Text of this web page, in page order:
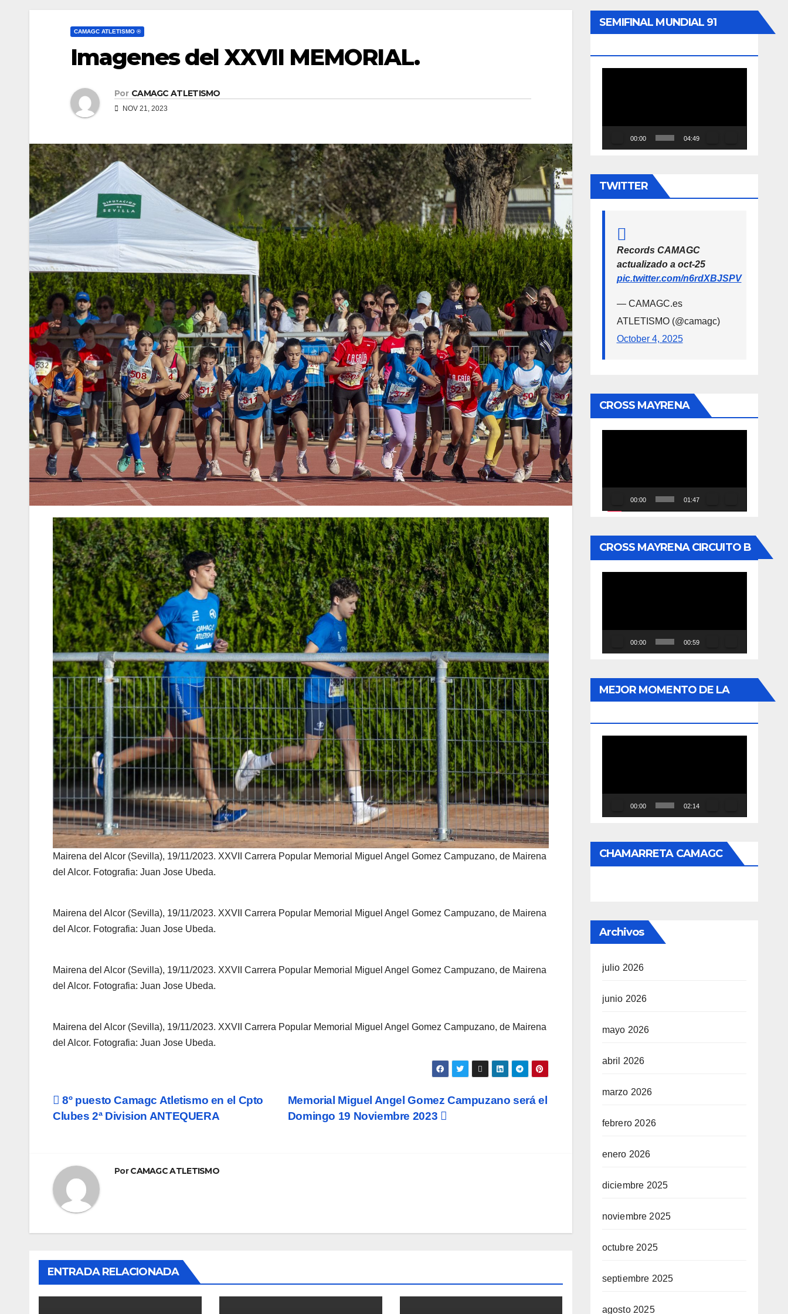
CAMAGC ATLETISMO ®
Imagenes del XXVII MEMORIAL.
Por CAMAGC ATLETISMO
NOV 21, 2023
Mairena del Alcor (Sevilla), 19/11/2023. XXVII Carrera Popular Memorial Miguel Angel Gomez Campuzano, de Mairena
del Alcor. Fotografia: Juan Jose Ubeda.
Mairena del Alcor (Sevilla), 19/11/2023. XXVII Carrera Popular Memorial Miguel Angel Gomez Campuzano, de Mairena
del Alcor. Fotografia: Juan Jose Ubeda.
Mairena del Alcor (Sevilla), 19/11/2023. XXVII Carrera Popular Memorial Miguel Angel Gomez Campuzano, de Mairena
del Alcor. Fotografia: Juan Jose Ubeda.
Mairena del Alcor (Sevilla), 19/11/2023. XXVII Carrera Popular Memorial Miguel Angel Gomez Campuzano, de Mairena
del Alcor. Fotografia: Juan Jose Ubeda.
Navegación
Memorial Miguel Angel Gomez Campuzano será el
Domingo 19 Noviembre 2023
8º puesto Camagc Atletismo en el Cpto
Clubes 2ª Division ANTEQUERA
PorCAMAGC ATLETISMO
ENTRADA RELACIONADA
SEMIFINAL MUNDIAL 91
00:00 04:49
TWITTER
Records CAMAGC
actualizado a oct-25
pic.twitter.com/n6rdXBJSPV
— CAMAGC.es
ATLETISMO (@camagc)
October 4, 2025
CROSS MAYRENA
00:00 01:47
CROSS MAYRENA CIRCUITO B
00:00 00:59
MEJOR MOMENTO DE LA
00:00 02:14
CHAMARRETA CAMAGC
Archivos
julio 2026
junio 2026
mayo 2026
abril 2026
marzo 2026
febrero 2026
enero 2026
diciembre 2025
noviembre 2025
octubre 2025
septiembre 2025
agosto 2025